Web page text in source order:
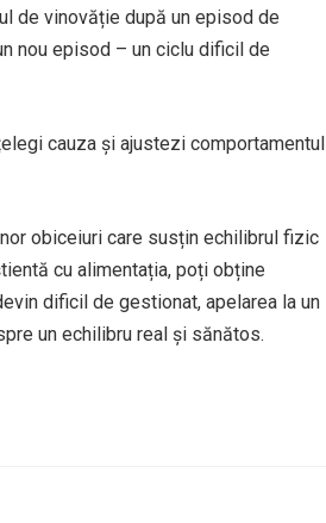
de vinovăție după un episod de
nou episod – un ciclu dificil de
cauza și ajustezi comportamentul
obiceiuri care susțin echilibrul fizic
cu alimentația, poți obține
dificil de gestionat, apelarea la un
un echilibru real și sănătos.